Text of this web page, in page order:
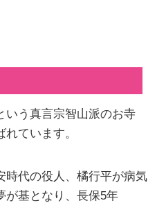
いう真言宗智山派のお寺
ています。
時代の役人、橘行平が病気
が基となり、長保5年